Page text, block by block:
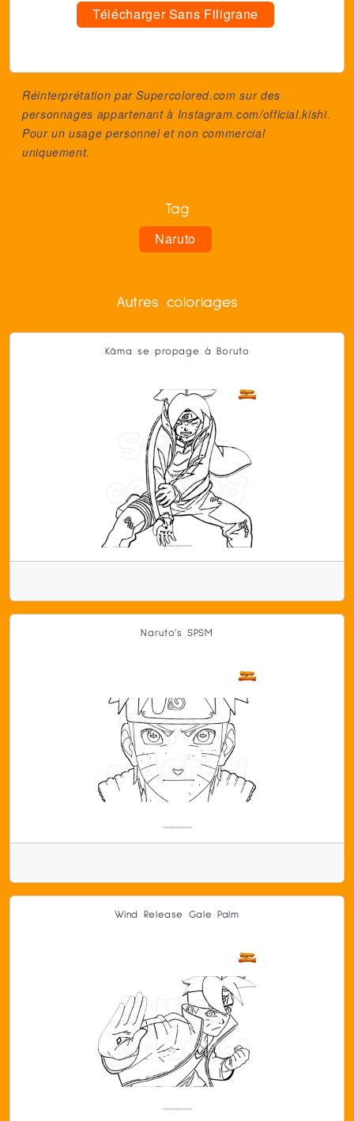
Télécharger Sans Filigrane
Réinterprétation par Supercolored.com sur des
personnages appartenant à Instagram.com/official.kishi.
Pour un usage personnel et non commercial
uniquement.
Tag
Naruto
Autres coloriages
Kāma se propage à Boruto
Naruto's SPSM
Wind Release Gale Palm